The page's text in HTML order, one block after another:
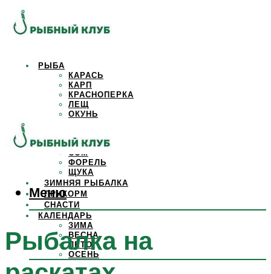
РЫБА
КАРАСЬ
КАРП
КРАСНОПЕРКА
ЛЕЩ
ОКУНЬ
САЗАН
СОМ
ФОРЕЛЬ
ЩУКА
ЗИМНЯЯ РЫБАЛКА
ПРИКОРМ
СНАСТИ
КАЛЕНДАРЬ
ЗИМА
ВЕСНА
ЛЕТО
ОСЕНЬ
Меню
Рыбалка на